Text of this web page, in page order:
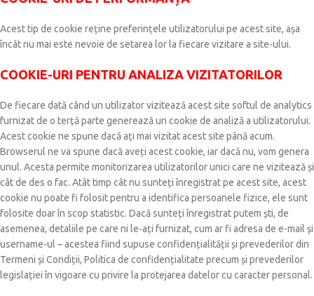
Acest tip de cookie reține preferințele utilizatorului pe acest site, așa
încât nu mai este nevoie de setarea lor la fiecare vizitare a site-ului.
COOKIE-URI PENTRU ANALIZA VIZITATORILOR
De fiecare dată când un utilizator vizitează acest site softul de analytics
furnizat de o terță parte generează un cookie de analiză a utilizatorului.
Acest cookie ne spune dacă ați mai vizitat acest site până acum.
Browserul ne va spune dacă aveți acest cookie, iar dacă nu, vom genera
unul. Acesta permite monitorizarea utilizatorilor unici care ne vizitează și
cât de des o fac. Atât timp cât nu sunteți înregistrat pe acest site, acest
cookie nu poate fi folosit pentru a identifica persoanele fizice, ele sunt
folosite doar în scop statistic. Dacă sunteți înregistrat putem ști, de
asemenea, detaliile pe care ni le-ați furnizat, cum ar fi adresa de e-mail și
username-ul – acestea fiind supuse confidențialității și prevederilor din
Termeni și Condiții, Politica de confidențialitate precum și prevederilor
legislației în vigoare cu privire la protejarea datelor cu caracter personal.